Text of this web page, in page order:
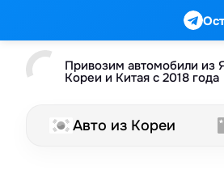
Привозим автомобили из
Кореи и Китая с 2018 года
Авто из Кореи